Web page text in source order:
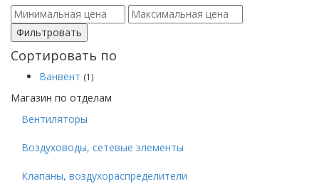
Фильтровать
Сортировать по
Ванвент (1)
Магазин по отделам
Вентиляторы
Воздуховоды, сетевые элементы
Клапаны, воздухораспределители